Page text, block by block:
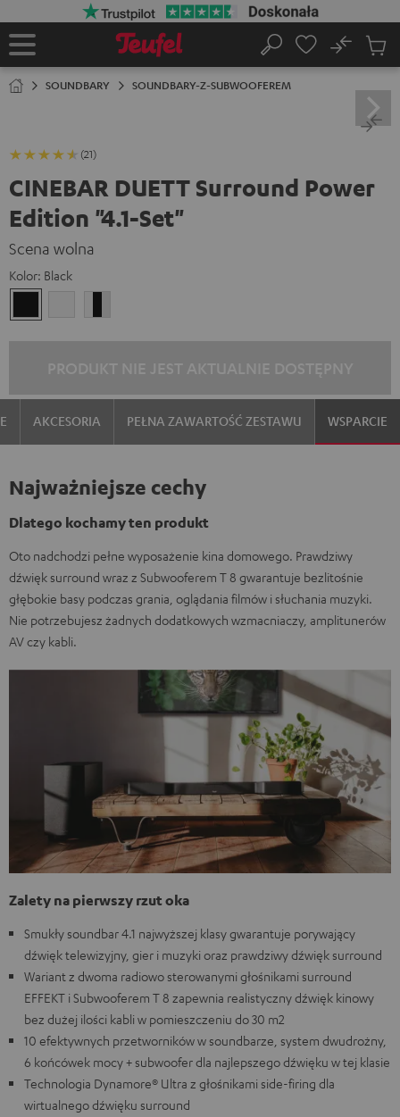
Strona
Szukaj
No
SOUNDBARY SOUNDBARY-Z-SUBWOOFEREM
(21)
CINEBAR DUETT Surround Power
Edition "4.1-Set"
Scena wolna
Kolor: Black
AKCESORIA PEŁNA ZAWARTOŚĆ ZESTAWU WSPARCIE
Najważniejsze cechy
Dlatego kochamy ten produkt
Oto nadchodzi pełne wyposażenie kina domowego. Prawdziwy
dźwięk surround wraz z Subwooferem T 8 gwarantuje bezlitośnie
głębokie basy podczas grania, oglądania filmów i słuchania muzyki.
Nie potrzebujesz żadnych dodatkowych wzmacniaczy, amplitunerów
AV czy kabli.
Zalety na pierwszy rzut oka
Smukły soundbar 4.1 najwyższej klasy gwarantuje porywający
dźwięk telewizyjny, gier i muzyki oraz prawdziwy dźwięk surround
Wariant z dwoma radiowo sterowanymi głośnikami surround
EFFEKT i Subwooferem T 8 zapewnia realistyczny dźwięk kinowy
bez dużej ilości kabli w pomieszczeniu do 30 m2
10 efektywnych przetworników w soundbarze, system dwudrożny,
6 końcówek mocy + subwoofer dla najlepszego dźwięku w tej klasie
Technologia Dynamore® Ultra z głośnikami side-firing dla
wirtualnego dźwięku surround